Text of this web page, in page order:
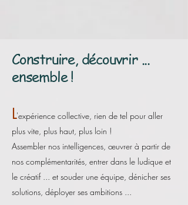
Construire, découvrir ...
ensemble !
L'expérience collective, rien de tel pour aller
plus vite, plus haut, plus loin !
Assembler nos intelligences, œuvrer à partir de
nos complémentarités, entrer dans le ludique et
le créatif ... et souder une équipe, dénicher ses
solutions, déployer ses ambitions ...